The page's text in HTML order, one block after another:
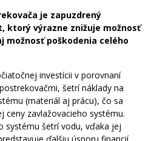
je zapuzdrený
ktorý výrazne znižuje možnosť
poškodenia celého
investícii v porovnaní
šetrí náklady na
(materiál aj prácu), čo sa
ceny zavlažovacieho systému.
systému šetrí vodu, vďaka jej